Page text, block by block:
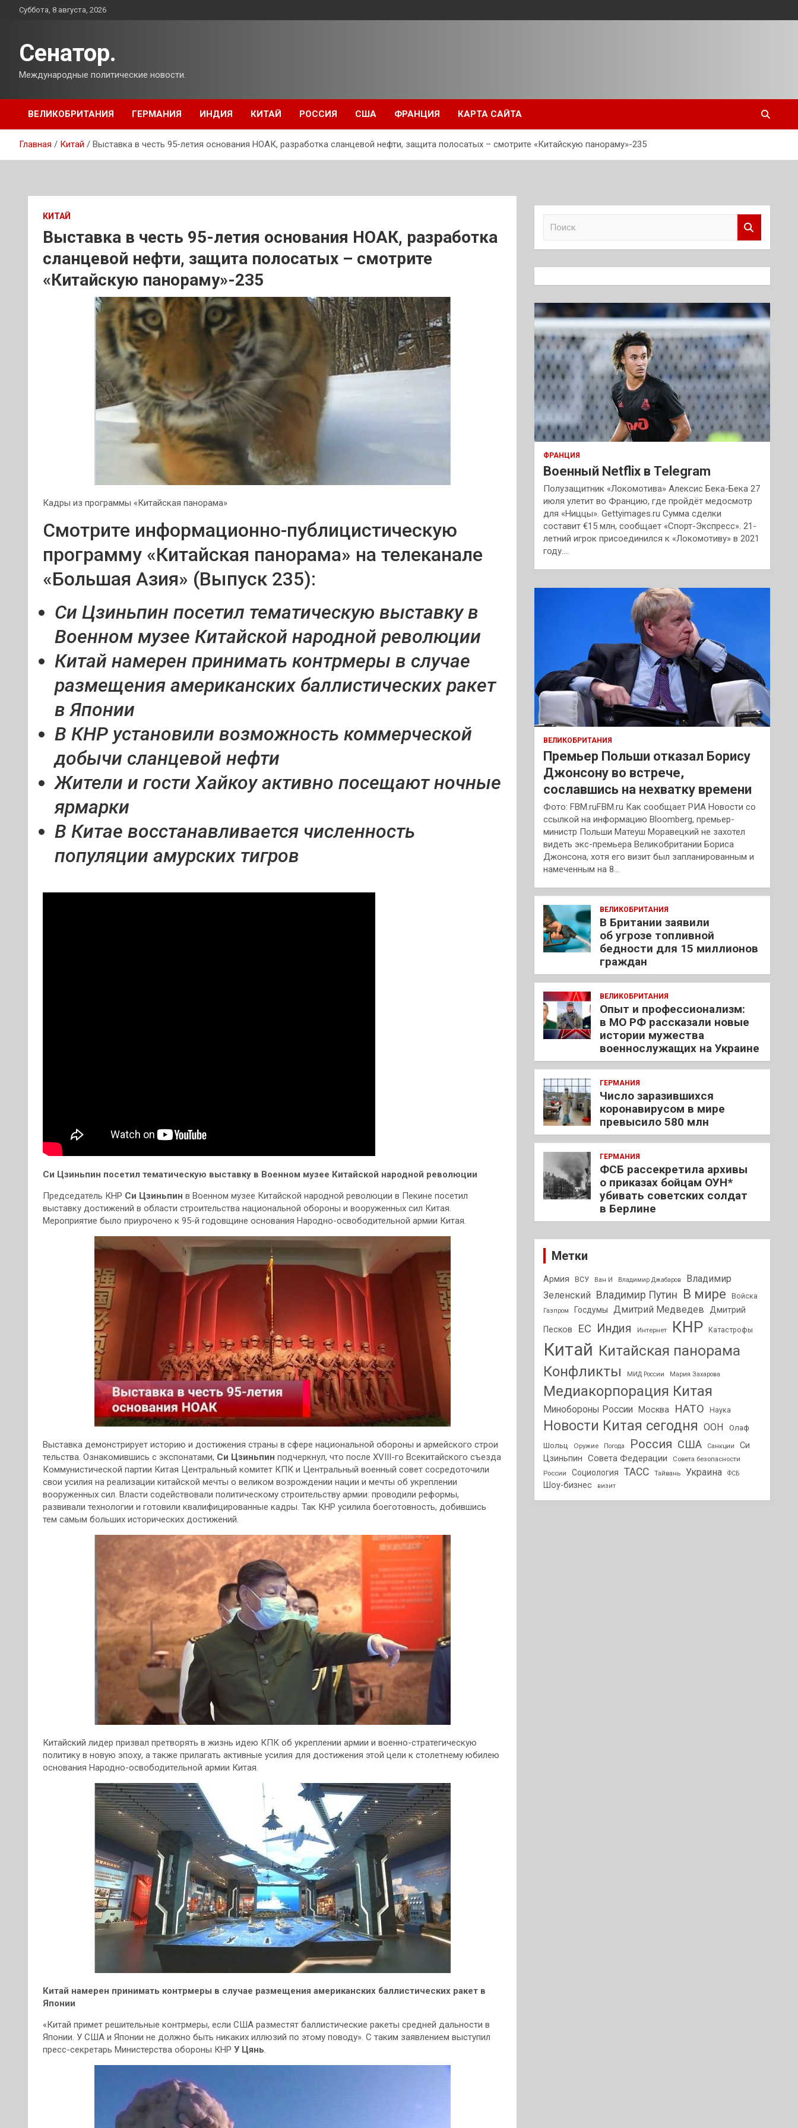
ПерейтиСуббота, 8 августа, 2026
Сенатор.
Международные политические новости.
ВЕЛИКОБРИТАНИЯ ГЕРМАНИЯ ИНДИЯ КИТАЙ РОССИЯ США ФРАНЦИЯ КАРТА САЙТА
Главная Китай Выставка в честь 95-летия основания НОАК, разработка сланцевой нефти, защита полосатых – смотрите «Китайскую панораму»-235
КИТАЙ
Выставка в честь 95-летия основания НОАК, разработка
сланцевой нефти, защита полосатых – смотрите
«Китайскую панораму»-235
Кадры из программы «Китайская панорама»
Смотрите информационно-публицистическую
программу «Китайская панорама» на телеканале
«Большая Азия» (Выпуск 235):
Си Цзиньпин посетил тематическую выставку в
Военном музее Китайской народной революции
Китай намерен принимать контрмеры в случае
размещения американских баллистических ракет
в Японии
В КНР установили возможность коммерческой
добычи сланцевой нефти
Жители и гости Хайкоу активно посещают ночные
ярмарки
В Китае восстанавливается численность
популяции амурских тигров
Си Цзиньпин посетил тематическую выставку в Военном музее Китайской народной революции
Председатель КНР Си Цзиньпин в Военном музее Китайской народной революции в Пекине посетил
выставку достижений в области строительства национальной обороны и вооруженных сил Китая.
Мероприятие было приурочено к 95-й годовщине основания Народно-освободительной армии Китая.
Выставка демонстрирует историю и достижения страны в сфере национальной обороны и армейского строи
тельства. Ознакомившись с экспонатами, Си Цзиньпин подчеркнул, что после XVIII-го Всекитайского съезда
Коммунистической партии Китая Центральный комитет КПК и Центральный военный совет сосредоточили
свои усилия на реализации китайской мечты о великом возрождении нации и мечты об укреплении
вооруженных сил. Власти содействовали политическому строительству армии: проводили реформы,
развивали технологии и готовили квалифицированные кадры. Так КНР усилила боеготовность, добившись
тем самым больших исторических достижений.
Китайский лидер призвал претворять в жизнь идею КПК об укреплении армии и военно-стратегическую
политику в новую эпоху, а также прилагать активные усилия для достижения этой цели к столетнему юбилею
основания Народно-освободительной армии Китая.
Китай намерен принимать контрмеры в случае размещения американских баллистических ракет в
Японии
«Китай примет решительные контрмеры, если США разместят баллистические ракеты средней дальности в
Японии. У США и Японии не должно быть никаких иллюзий по этому поводу». С таким заявлением выступил
пресс-секретарь Министерства обороны КНР У Цянь.
к
ФРАНЦИЯ
Военный Netflix в Telegram
Полузащитник «Локомотива» Алексис Бека-Бека 27
июля улетит во Францию, где пройдёт медосмотр
для «Ниццы». Gettyimages.ru Сумма сделки
составит €15 млн, сообщает «Спорт-Экспресс». 21-
летний игрок присоединился к «Локомотиву» в 2021
году.…
ВЕЛИКОБРИТАНИЯ
Премьер Польши отказал Борису
Джонсону во встрече,
сославшись на нехватку времени
Фото: FBM.ruFBM.ru Как сообщает РИА Новости со
ссылкой на информацию Bloomberg, премьер-
министр Польши Матеуш Моравецкий не захотел
видеть экс-премьера Великобритании Бориса
Джонсона, хотя его визит был запланированным и
намеченным на 8…
ВЕЛИКОБРИТАНИЯ
В Британии заявили
об угрозе топливной
бедности для 15 миллионов
граждан
ВЕЛИКОБРИТАНИЯ
Опыт и профессионализм:
в МО РФ рассказали новые
истории мужества
военнослужащих на Украине
ГЕРМАНИЯ
Число заразившихся
коронавирусом в мире
превысило 580 млн
ГЕРМАНИЯ
ФСБ рассекретила архивы
о приказах бойцам ОУН*
убивать советских солдат
в Берлине
Метки
Армия ВСУ Ван И Владимир Джабаров
Владимир
Зеленский
Владимир Путин В мире Войска
Газпром Госдумы Дмитрий Медведев
Дмитрий
Песков
ЕС Индия Интернет КНР Катастрофы
Китай Китайская панорама
Конфликты
МИД России Мария Захарова
Медиакорпорация Китая
Минобороны России Москва НАТО Наука
Новости Китая сегодня ООН
Олаф
Шольц
Оружие Погода Россия США Санкции
Си
Цзиньпин
Совета Федерации
Совета безопасности
России
Социология ТАСС Тайвань Украина ФСБ
Шоу-бизнес визит